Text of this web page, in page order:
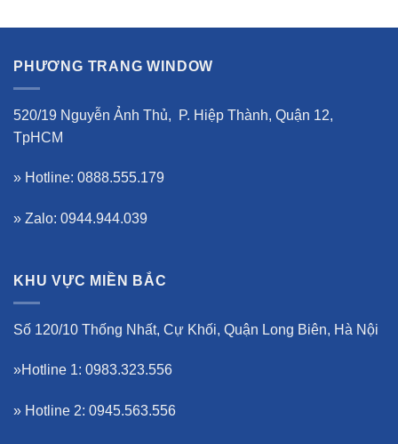
PHƯƠNG TRANG WINDOW
520/19 Nguyễn Ảnh Thủ, P. Hiệp Thành, Quận 12,
TpHCM
» Hotline: 0888.555.179
» Zalo: 0944.944.039
KHU VỰC MIỀN BẮC
Số 120/10 Thống Nhất, Cự Khối, Quận Long Biên, Hà Nội
»Hotline 1: 0983.323.556
» Hotline 2: 0945.563.556